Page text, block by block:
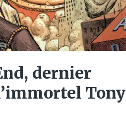
dernier
Tony